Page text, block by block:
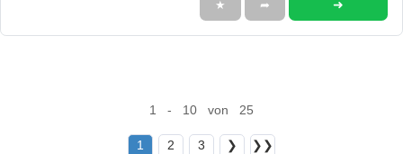
★ ➦ ➜
1 - 10 von 25
1 2 3 ❯ ❯❯